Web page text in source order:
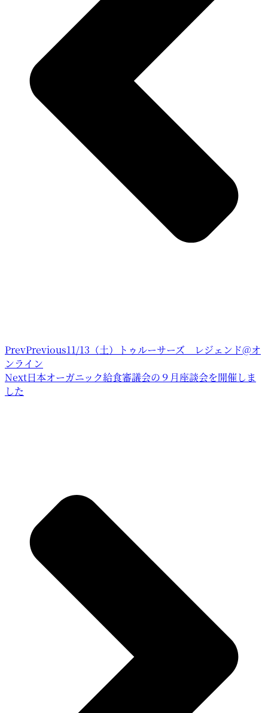
PrevPrevious11/13（土）トゥルーサーズ レジェンド@オ
ンライン
Next日本オーガニック給食審議会の９月座談会を開催しま
した